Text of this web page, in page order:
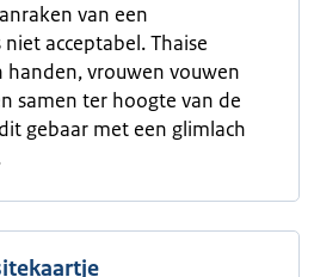
van een
acceptabel. Thaise
handen, vrouwen vouwen
samen ter hoogte van de
gebaar met een glimlach